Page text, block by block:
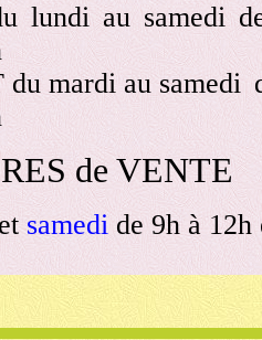
lundi au samedi
mardi au samedi
de VENTE
samedi de 9h à 12h